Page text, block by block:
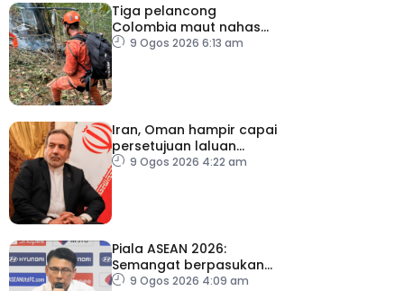
Tiga pelancong
Colombia maut nahas
helikopter di Rio de
9 Ogos 2026 6:13 am
Iran, Oman hampir capai
persetujuan laluan
sementara Selat Hormuz
9 Ogos 2026 4:22 am
Piala ASEAN 2026:
Semangat berpasukan
kunci Harimau Malaya ke
9 Ogos 2026 4:09 am